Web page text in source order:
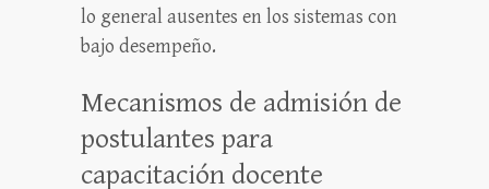
lo general ausentes en los sistemas con
bajo desempeño.
Mecanismos de admisión de
postulantes para
capacitación docente